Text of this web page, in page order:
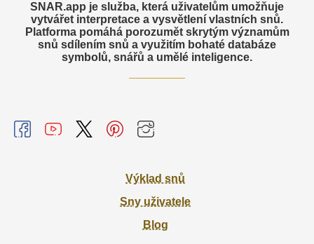
SNAR.app je služba, která uživatelům umožňuje
vytvářet interpretace a vysvětlení vlastních snů.
Platforma pomáhá porozumět skrytým významům
snů sdílením snů a využitím bohaté databáze
symbolů, snářů a umělé inteligence.
Výklad snů
Sny uživatele
Blog